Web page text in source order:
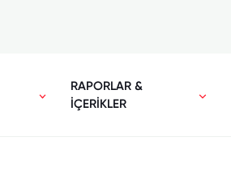
RAPORLAR &
İÇERİKLER